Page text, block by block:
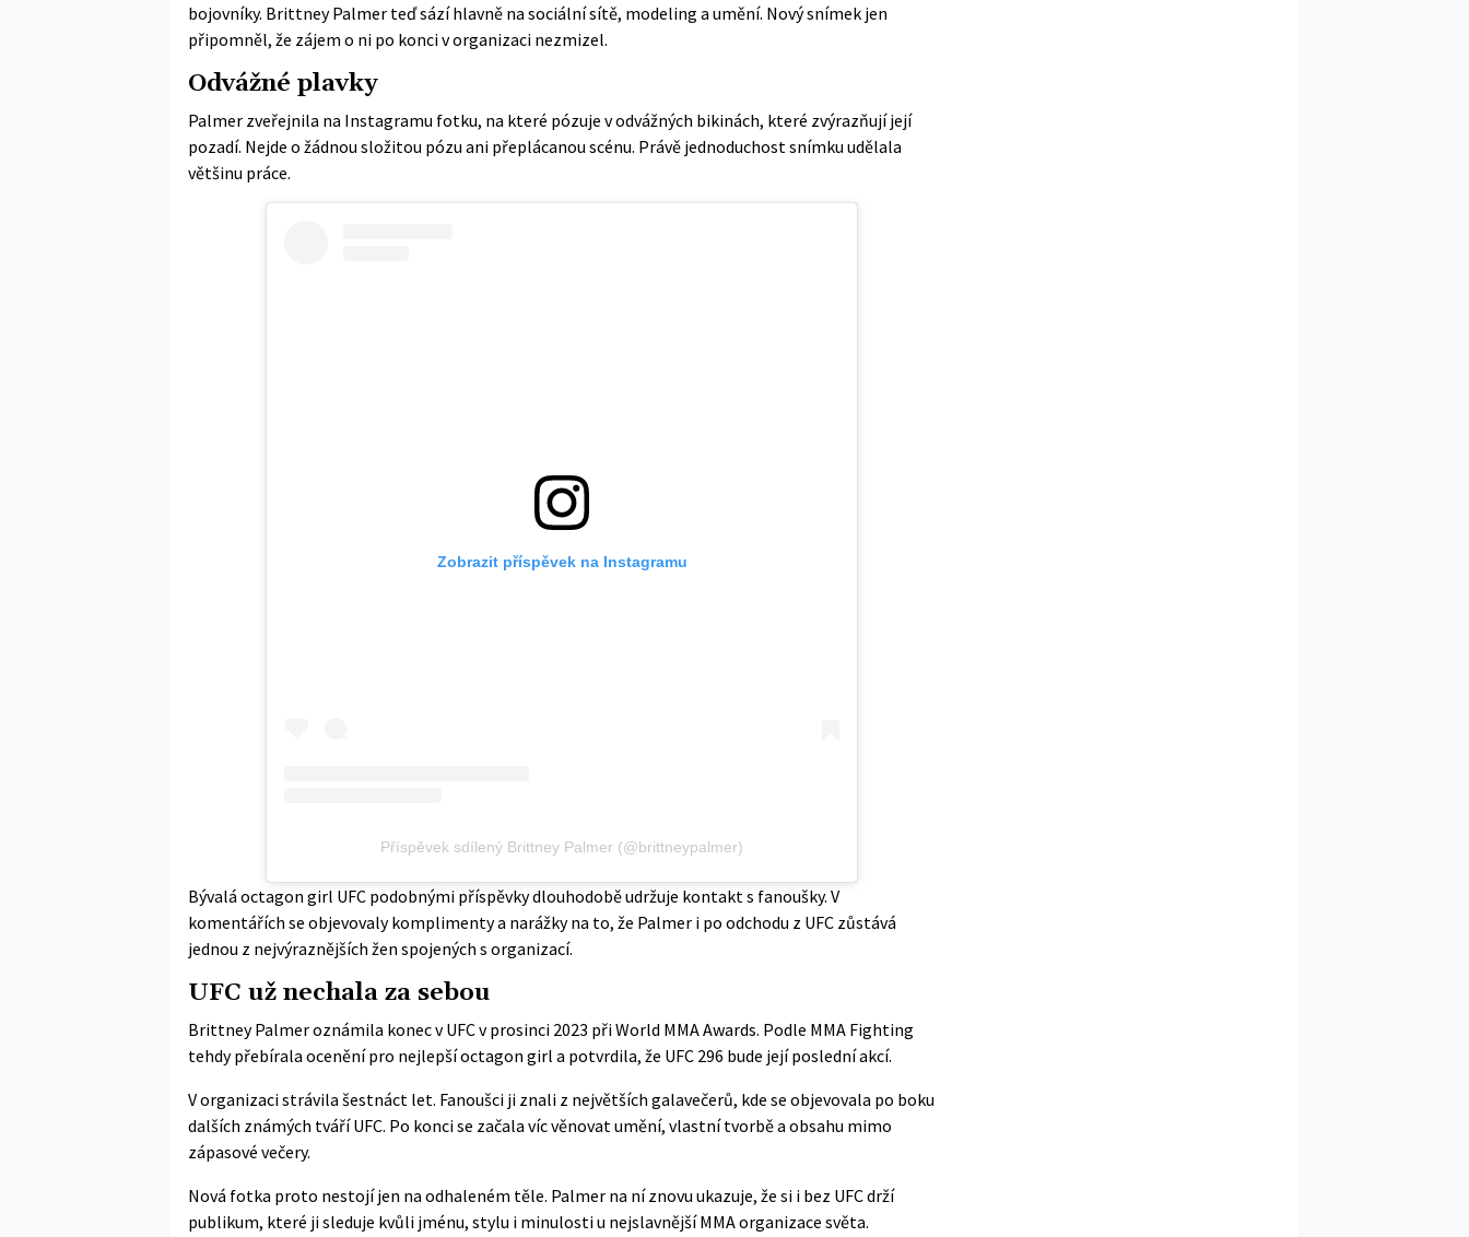
bojovníky. Brittney Palmer teď sází hlavně na sociální sítě, modeling a umění. Nový snímek jen
připomněl, že zájem o ni po konci v organizaci nezmizel.
Odvážné plavky
Palmer zveřejnila na Instagramu fotku, na které pózuje v odvážných bikinách, které zvýrazňují její
pozadí. Nejde o žádnou složitou pózu ani přeplácanou scénu. Právě jednoduchost snímku udělala
většinu práce.
Zobrazit příspěvek na Instagramu
Příspěvek sdílený Brittney Palmer (@brittneypalmer)
Bývalá octagon girl UFC podobnými příspěvky dlouhodobě udržuje kontakt s fanoušky. V
komentářích se objevovaly komplimenty a narážky na to, že Palmer i po odchodu z UFC zůstává
jednou z nejvýraznějších žen spojených s organizací.
UFC už nechala za sebou
Brittney Palmer oznámila konec v UFC v prosinci 2023 při World MMA Awards. Podle MMA Fighting
tehdy přebírala ocenění pro nejlepší octagon girl a potvrdila, že UFC 296 bude její poslední akcí.
V organizaci strávila šestnáct let. Fanoušci ji znali z největších galavečerů, kde se objevovala po boku
dalších známých tváří UFC. Po konci se začala víc věnovat umění, vlastní tvorbě a obsahu mimo
zápasové večery.
Nová fotka proto nestojí jen na odhaleném těle. Palmer na ní znovu ukazuje, že si i bez UFC drží
publikum, které ji sleduje kvůli jménu, stylu i minulosti u nejslavnější MMA organizace světa.